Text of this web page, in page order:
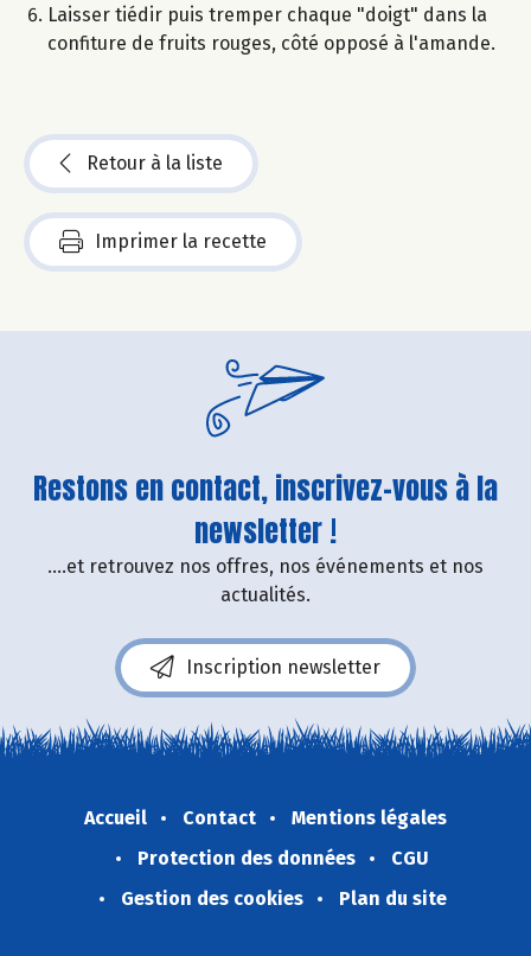
Laisser tiédir puis tremper chaque "doigt" dans la
confiture de fruits rouges, côté opposé à l'amande.
Retour à la liste
Imprimer la recette
Restons en contact, inscrivez-vous à la
newsletter !
....et retrouvez nos offres, nos événements et nos
actualités.
Inscription newsletter
Accueil Contact
Mentions légales
Protection des données
CGU
Gestion des cookies
Plan du site